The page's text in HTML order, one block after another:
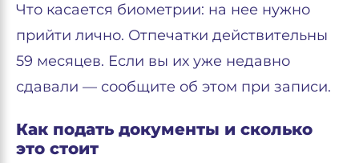
Что касается биометрии: на нее нужно
прийти лично. Отпечатки действительны
59 месяцев. Если вы их уже недавно
сдавали — сообщите об этом при записи.
Как подать документы и сколько
это стоит